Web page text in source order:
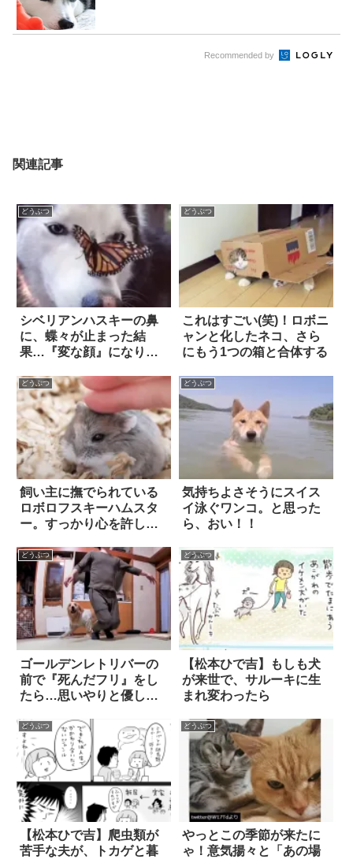
Recommended by
関連記事
どうぶつ
シベリアンハスキーの鼻
に、蝶々が止まった結
果…『変な顔』になりつ
いた
どうぶつ
これはすごい(笑)！ロボニ
ャンと化したネコ、さら
にもう1つの箱と合体する
どうぶつ
飼い主に撫でられている
ロボロフスキーハムスタ
ー。すっかり心を許して
どうぶつ
気持ちよさそうにスイス
イ泳ぐワンコ。と思った
ら、おい！！
どうぶつ
ゴールデンレトリバーの
前で『死んだフリ』をし
たら…思いやりと優しさ
た！
どうぶつ
【松本ひで吉】もしも犬
が来世で、サルーキに生
まれ変わったら
どうぶつ
【松本ひで吉】爬虫類が
苦手な夫が、トカゲと暮
どうぶつ
やっとこの季節が来たに
ゃ！意気揚々と「あの場